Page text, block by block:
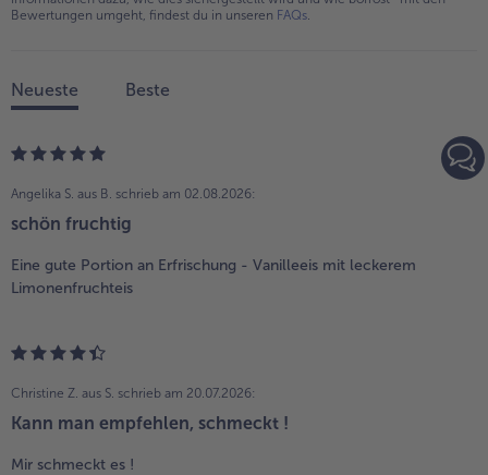
Bewertungen umgeht, findest du in unseren FAQs
Neueste Beste
Angelika S. aus B. schrieb am 02.08.2026:
schön fruchtig
Eine gute Portion an Erfrischung - Vanilleeis mit leckerem
Limonenfruchteis
Christine Z. aus S. schrieb am 20.07.2026:
Kann man empfehlen, schmeckt !
Mir schmeckt es !